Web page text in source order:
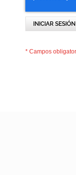
INICIAR SESIÓN